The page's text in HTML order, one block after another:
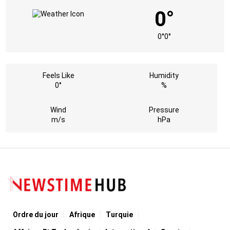
0°
0°0°
Feels Like
0°
Humidity
%
Wind
m/s
Pressure
hPa
Ordre du jour Afrique Turquie